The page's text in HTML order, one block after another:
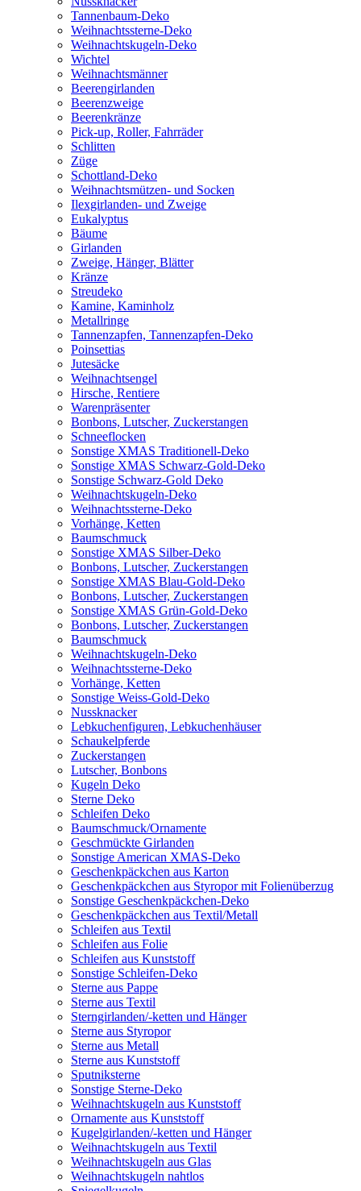
Tannenbaum-Deko
Weihnachtssterne-Deko
Weihnachtskugeln-Deko
Wichtel
Weihnachtsmänner
Beerengirlanden
Beerenzweige
Beerenkränze
Pick-up, Roller, Fahrräder
Schlitten
Züge
Schottland-Deko
Weihnachtsmützen- und Socken
Ilexgirlanden- und Zweige
Eukalyptus
Bäume
Girlanden
Zweige, Hänger, Blätter
Kränze
Streudeko
Kamine, Kaminholz
Metallringe
Tannenzapfen, Tannenzapfen-Deko
Poinsettias
Jutesäcke
Weihnachtsengel
Hirsche, Rentiere
Warenpräsenter
Bonbons, Lutscher, Zuckerstangen
Schneeflocken
Sonstige XMAS Traditionell-Deko
Sonstige XMAS Schwarz-Gold-Deko
Sonstige Schwarz-Gold Deko
Weihnachtskugeln-Deko
Weihnachtssterne-Deko
Vorhänge, Ketten
Baumschmuck
Sonstige XMAS Silber-Deko
Bonbons, Lutscher, Zuckerstangen
Sonstige XMAS Blau-Gold-Deko
Bonbons, Lutscher, Zuckerstangen
Sonstige XMAS Grün-Gold-Deko
Bonbons, Lutscher, Zuckerstangen
Baumschmuck
Weihnachtskugeln-Deko
Weihnachtssterne-Deko
Vorhänge, Ketten
Sonstige Weiss-Gold-Deko
Nussknacker
Lebkuchenfiguren, Lebkuchenhäuser
Schaukelpferde
Zuckerstangen
Lutscher, Bonbons
Kugeln Deko
Sterne Deko
Schleifen Deko
Baumschmuck/Ornamente
Geschmückte Girlanden
Sonstige American XMAS-Deko
Geschenkpäckchen aus Karton
Geschenkpäckchen aus Styropor mit Folienüberzug
Sonstige Geschenkpäckchen-Deko
Geschenkpäckchen aus Textil/Metall
Schleifen aus Textil
Schleifen aus Folie
Schleifen aus Kunststoff
Sonstige Schleifen-Deko
Sterne aus Pappe
Sterne aus Textil
Sterngirlanden/-ketten und Hänger
Sterne aus Styropor
Sterne aus Metall
Sterne aus Kunststoff
Sputniksterne
Sonstige Sterne-Deko
Weihnachtskugeln aus Kunststoff
Ornamente aus Kunststoff
Kugelgirlanden/-ketten und Hänger
Weihnachtskugeln aus Textil
Weihnachtskugeln aus Glas
Weihnachtskugeln nahtlos